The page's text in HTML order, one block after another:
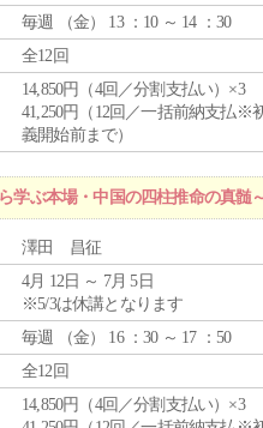
毎週 （金） 13 ：10 ～ 14 ：30
全12回
14,850円（4回／分割支払い）×3
41,250円（12回／一括前納支払※
義開始前まで）
学ぶ本場・中国の四柱推命の真髄
澤田 昌征
4月 12日 ～ 7月 5日
※5/3は休講となります
毎週 （金） 16 ：30 ～ 17 ：50
全12回
14,850円（4回／分割支払い）×3